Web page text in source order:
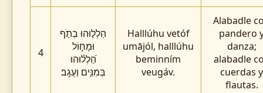
4
הַלְל֣וּהוּ בְתֹ֣ף
וּמָח֑וֹל
הַ֝לְל֗וּהוּ
בְּמִנִּ֥ים וְעֻגָֽב׃
Halllúhu vetóf
umājól, halllúhu
beminním
veugáv.
Alabadle
pandero
danza;
alabadle
cuerdas y
flautas.